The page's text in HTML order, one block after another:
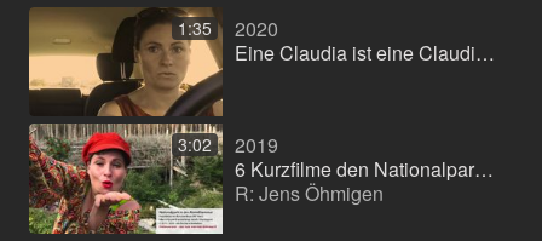
1:35
2020
Eine Claudia ist eine Claudia ist eine Claudia ist eine Claudia ist eine Claudia
3:02
2019
6 Kurzfilme den Nationalpark Harz/Brockenhaus (Ausstellungsfilm)
R: Jens Öhmigen